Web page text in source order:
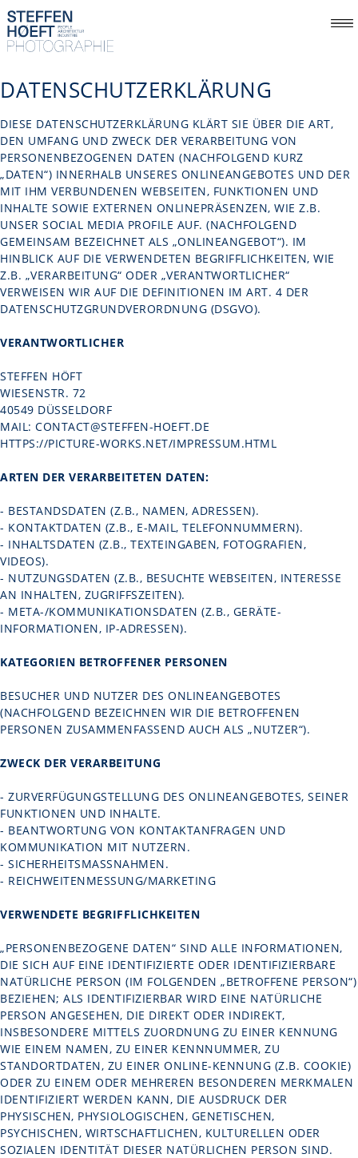
DATENSCHUTZERKLÄRUNG
DIESE DATENSCHUTZERKLÄRUNG KLÄRT SIE ÜBER DIE ART,
DEN UMFANG UND ZWECK DER VERARBEITUNG VON
PERSONENBEZOGENEN DATEN (NACHFOLGEND KURZ
„DATEN“) INNERHALB UNSERES ONLINEANGEBOTES UND DER
MIT IHM VERBUNDENEN WEBSEITEN, FUNKTIONEN UND
INHALTE SOWIE EXTERNEN ONLINEPRÄSENZEN, WIE Z.B.
UNSER SOCIAL MEDIA PROFILE AUF. (NACHFOLGEND
GEMEINSAM BEZEICHNET ALS „ONLINEANGEBOT“). IM
HINBLICK AUF DIE VERWENDETEN BEGRIFFLICHKEITEN, WIE
Z.B. „VERARBEITUNG“ ODER „VERANTWORTLICHER“
VERWEISEN WIR AUF DIE DEFINITIONEN IM ART. 4 DER
DATENSCHUTZGRUNDVERORDNUNG (DSGVO).
VERANTWORTLICHER
STEFFEN HÖFT
WIESENSTR. 72
40549 DÜSSELDORF
MAIL: CONTACT@STEFFEN-HOEFT.DE
HTTPS://PICTURE-WORKS.NET/IMPRESSUM.HTML
ARTEN DER VERARBEITETEN DATEN:
- BESTANDSDATEN (Z.B., NAMEN, ADRESSEN).
- KONTAKTDATEN (Z.B., E-MAIL, TELEFONNUMMERN).
- INHALTSDATEN (Z.B., TEXTEINGABEN, FOTOGRAFIEN,
VIDEOS).
- NUTZUNGSDATEN (Z.B., BESUCHTE WEBSEITEN, INTERESSE
AN INHALTEN, ZUGRIFFSZEITEN).
- META-/KOMMUNIKATIONSDATEN (Z.B., GERÄTE-
INFORMATIONEN, IP-ADRESSEN).
KATEGORIEN BETROFFENER PERSONEN
BESUCHER UND NUTZER DES ONLINEANGEBOTES
(NACHFOLGEND BEZEICHNEN WIR DIE BETROFFENEN
PERSONEN ZUSAMMENFASSEND AUCH ALS „NUTZER“).
ZWECK DER VERARBEITUNG
- ZURVERFÜGUNGSTELLUNG DES ONLINEANGEBOTES, SEINER
FUNKTIONEN UND INHALTE.
- BEANTWORTUNG VON KONTAKTANFRAGEN UND
KOMMUNIKATION MIT NUTZERN.
- SICHERHEITSMASSNAHMEN.
- REICHWEITENMESSUNG/MARKETING
VERWENDETE BEGRIFFLICHKEITEN
„PERSONENBEZOGENE DATEN“ SIND ALLE INFORMATIONEN,
DIE SICH AUF EINE IDENTIFIZIERTE ODER IDENTIFIZIERBARE
NATÜRLICHE PERSON (IM FOLGENDEN „BETROFFENE PERSON“)
BEZIEHEN; ALS IDENTIFIZIERBAR WIRD EINE NATÜRLICHE
PERSON ANGESEHEN, DIE DIREKT ODER INDIREKT,
INSBESONDERE MITTELS ZUORDNUNG ZU EINER KENNUNG
WIE EINEM NAMEN, ZU EINER KENNNUMMER, ZU
STANDORTDATEN, ZU EINER ONLINE-KENNUNG (Z.B. COOKIE)
ODER ZU EINEM ODER MEHREREN BESONDEREN MERKMALEN
IDENTIFIZIERT WERDEN KANN, DIE AUSDRUCK DER
PHYSISCHEN, PHYSIOLOGISCHEN, GENETISCHEN,
PSYCHISCHEN, WIRTSCHAFTLICHEN, KULTURELLEN ODER
SOZIALEN IDENTITÄT DIESER NATÜRLICHEN PERSON SIND.